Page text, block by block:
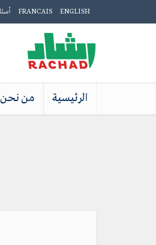
ENGLISH
FRANCAIS
الرئيسية من نحن